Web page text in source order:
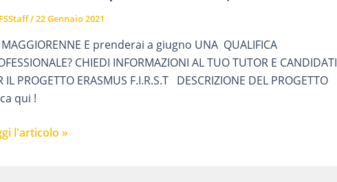
/22 Gennaio 2021
MAGGIORENNE E prenderai a giugno UNA QUALIFICA
CHIEDI INFORMAZIONI AL TUO TUTOR E CANDIDATI
IL PROGETTO ERASMUS F.I.R.S.T DESCRIZIONE DEL PROGETTO
qui !
l'articolo »